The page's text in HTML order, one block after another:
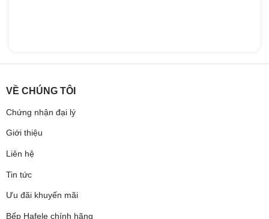
VỀ CHÚNG TÔI
Chứng nhận đại lý
Giới thiệu
Liên hệ
Tin tức
Ưu đãi khuyến mãi
Bếp Hafele chính hãng